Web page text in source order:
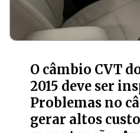
O câmbio CVT
2015 deve ser
Problemas no
gerar altos